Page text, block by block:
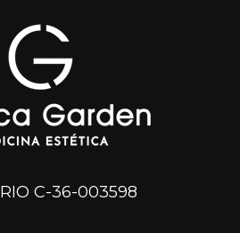
C-36-003598